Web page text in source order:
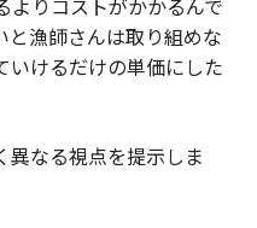
と漁師さんは取り組めな
いけるだけの単価にした
異なる視点を提示しま